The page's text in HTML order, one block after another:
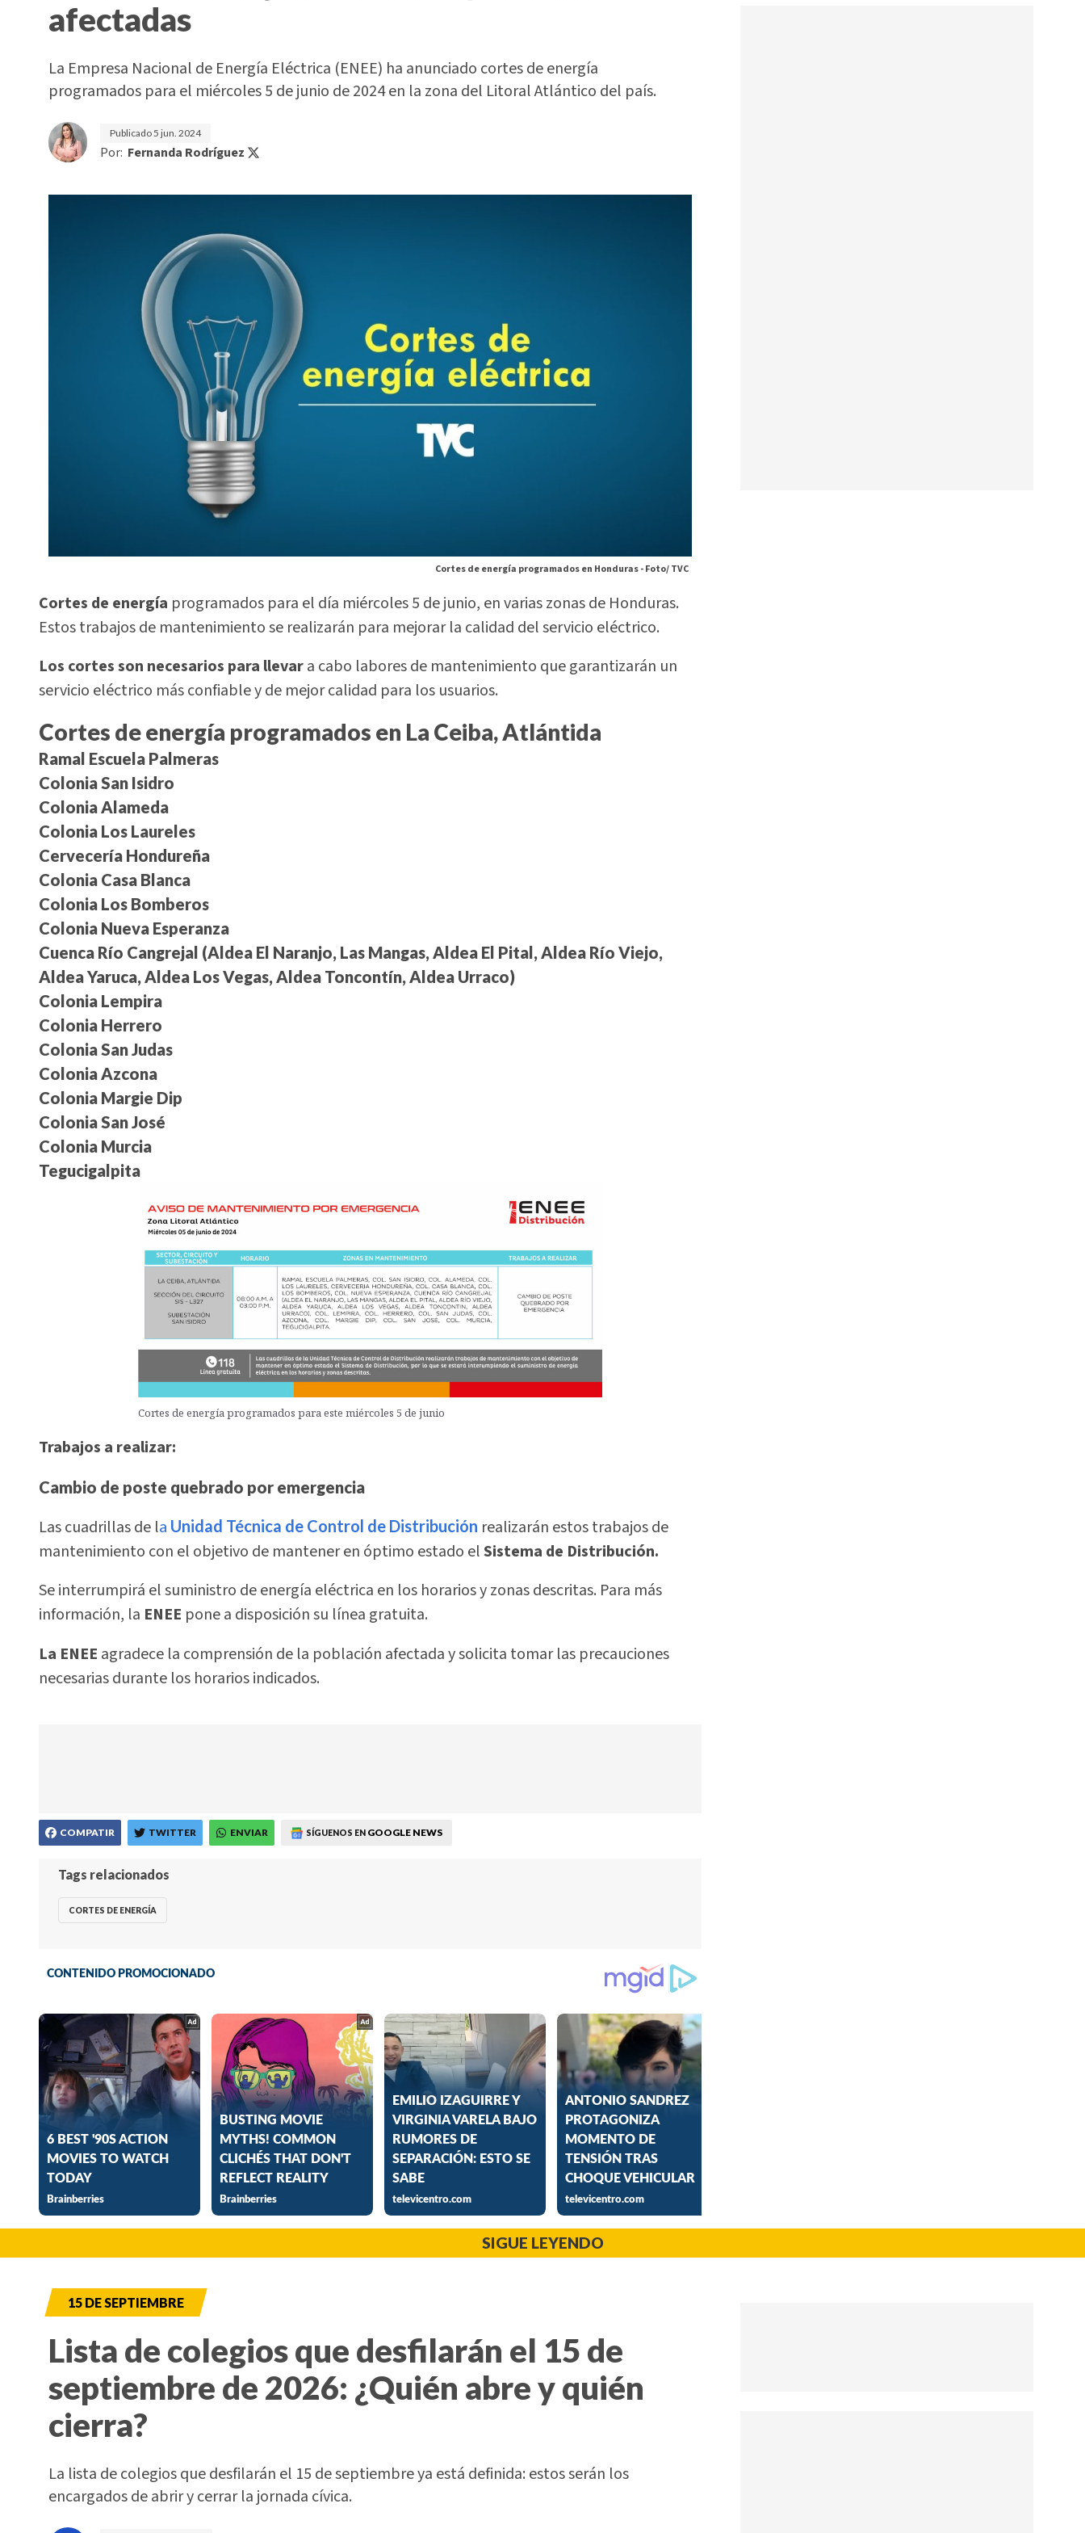
afectadas
La Empresa Nacional de Energía Eléctrica (ENEE) ha anunciado cortes de energía
programados para el miércoles 5 de junio de 2024 en la zona del Litoral Atlántico del país.
Publicado5 jun. 2024
Por: Fernanda Rodríguez
Cortes de energía programados en Honduras -Foto/ TVC
Cortes de energía programados para el día miércoles 5 de junio, en varias zonas de Honduras.
Estos trabajos de mantenimiento se realizarán para mejorar la calidad del servicio eléctrico.
Los cortes son necesarios para llevara cabo labores de mantenimiento que garantizarán un
servicio eléctrico más confiable y de mejor calidad para los usuarios.
Cortes de energía programados en La Ceiba, Atlántida
Ramal Escuela Palmeras
Colonia San Isidro
Colonia Alameda
Colonia Los Laureles
Cervecería Hondureña
Colonia Casa Blanca
Colonia Los Bomberos
Colonia Nueva Esperanza
Cuenca Río Cangrejal (Aldea El Naranjo, Las Mangas, Aldea El Pital, Aldea Río Viejo,
Aldea Yaruca, Aldea Los Vegas, Aldea Toncontín, Aldea Urraco)
Colonia Lempira
Colonia Herrero
Colonia San Judas
Colonia Azcona
Colonia Margie Dip
Colonia San José
Colonia Murcia
Tegucigalpita
Cortes de energía programados para este miércoles 5 de junio
Trabajos a realizar:
Cambio de poste quebrado por emergencia
Las cuadrillas de la Unidad Técnica de Control de Distribución realizarán estos trabajos de
mantenimiento con el objetivo de mantener en óptimo estado elSistema de Distribución.
Se interrumpirá el suministro de energía eléctrica en los horarios y zonas descritas. Para más
información, la ENEE pone a disposición su línea gratuita.
La ENEE agradece la comprensión de la población afectada y solicita tomar las precauciones
necesarias durante los horarios indicados.
COMPATIR TWITTER ENVIAR SÍGUENOS EN GOOGLE NEWS
Tags relacionados
CORTES DE ENERGÍA
SIGUE LEYENDO
15 DE SEPTIEMBRE
Lista de colegios que desfilarán el 15 de
septiembre de 2026: ¿Quién abre y quién
cierra?
La lista de colegios que desfilarán el 15 de septiembre ya está definida: estos serán los
encargados de abrir y cerrar la jornada cívica.